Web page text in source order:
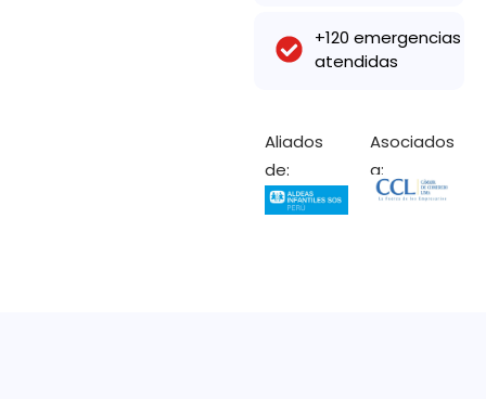
+120 emergencias
atendidas
Aliados
de:
Asociados
a: